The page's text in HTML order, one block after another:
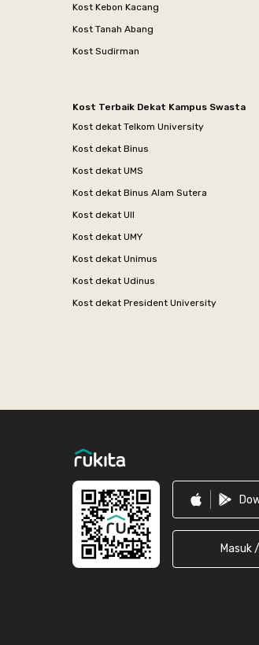
Kost Kebon Kacang
Kost Tanah Abang
Kost Sudirman
Kost Terbaik Dekat Kampus Swasta
Kost dekat Telkom University
Kost dekat Binus
Kost dekat UMS
Kost dekat Binus Alam Sutera
Kost dekat UII
Kost dekat UMY
Kost dekat Unimus
Kost dekat Udinus
Kost dekat President University
Masuk